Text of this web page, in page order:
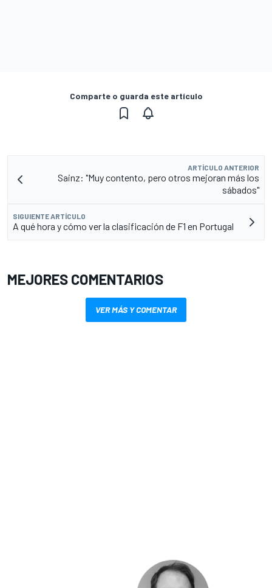
Comparte o guarda este artículo
ARTÍCULO ANTERIOR
Sainz: "Muy contento, pero otros mejoran más los
sábados"
SIGUIENTE ARTÍCULO
A qué hora y cómo ver la clasificación de F1 en Portugal
MEJORES COMENTARIOS
VER MÁS Y COMENTAR